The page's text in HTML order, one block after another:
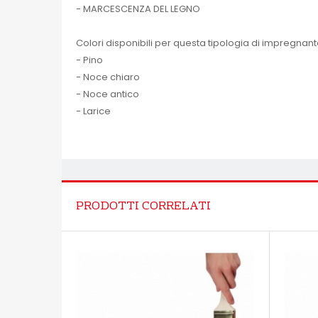
- MARCESCENZA DEL LEGNO
Colori disponibili per questa tipologia di
- Pino
- Noce chiaro
- Noce antico
- Larice
PRODOTTI CORRELATI